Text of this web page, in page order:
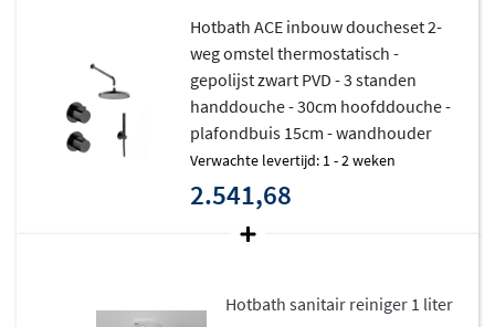
Hotbath ACE inbouw doucheset 2-
weg omstel thermostatisch -
gepolijst zwart PVD - 3 standen
handdouche - 30cm hoofddouche -
plafondbuis 15cm - wandhouder
Verwachte levertijd: 1 - 2 weken
2.541,68
Hotbath sanitair reiniger 1 liter